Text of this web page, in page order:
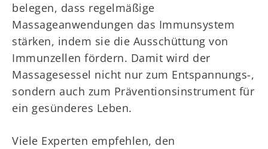
belegen, dass regelmäßige
Massageanwendungen das Immunsystem
stärken, indem sie die Ausschüttung von
Immunzellen fördern. Damit wird der
Massagesessel nicht nur zum Entspannungs-,
sondern auch zum Präventionsinstrument für
ein gesünderes Leben.
Viele Experten empfehlen, den